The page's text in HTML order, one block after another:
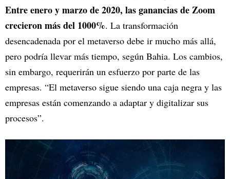
Entre enero y marzo de 2020, las ganancias de Zoom
crecieron más del 1000%. La transformación
desencadenada por el metaverso debe ir mucho más allá,
pero podría llevar más tiempo, según Bahia. Los cambios,
sin embargo, requerirán un esfuerzo por parte de las
empresas. “El metaverso sigue siendo una caja negra y las
empresas están comenzando a adaptar y digitalizar sus
procesos”.